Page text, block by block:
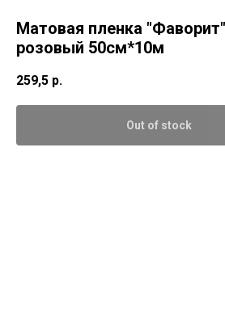
Матовая пленка
розовый 50см*10м
259,5 р.
Out of stock